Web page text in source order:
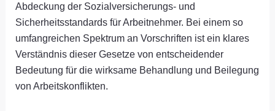
Abdeckung der Sozialversicherungs- und
Sicherheitsstandards für Arbeitnehmer. Bei einem so
umfangreichen Spektrum an Vorschriften ist ein klares
Verständnis dieser Gesetze von entscheidender
Bedeutung für die wirksame Behandlung und Beilegung
von Arbeitskonflikten.